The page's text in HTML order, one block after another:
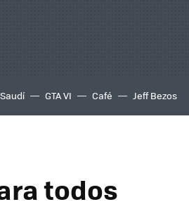
GTA VI Café Jeff Bezos
todos